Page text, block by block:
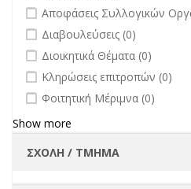
undefined
Αποφάσεις Συλλογικών
undefined
Διαβουλεύσεις (0)
undefined
Διοικητικά Θέματα (0)
undefined
Κληρώσεις επιτροπών (0)
undefined
Φοιτητική Μέριμνα (0)
Show more